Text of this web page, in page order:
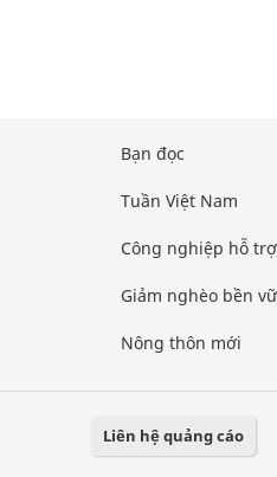
Bạn đọc
Tuần Việt Nam
Công nghiệp hỗ trợ
Giảm nghèo bền
Nông thôn mới
Liên hệ quảng cáo